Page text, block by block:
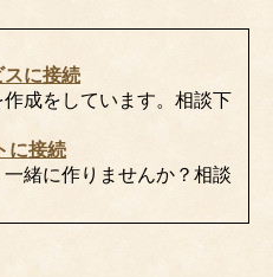
スに接続
成をしています。相談下
に接続
緒に作りませんか？相談